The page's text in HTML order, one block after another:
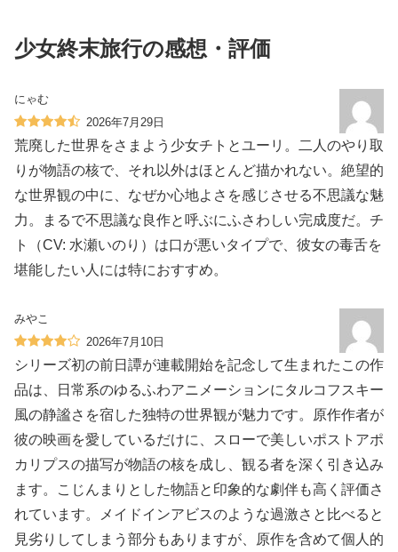
少女終末旅行の感想・評価
にゃむ
2026年7月29日
荒廃した世界をさまよう少女チトとユーリ。二人のやり取
りが物語の核で、それ以外はほとんど描かれない。絶望的
な世界観の中に、なぜか心地よさを感じさせる不思議な魅
力。まるで不思議な良作と呼ぶにふさわしい完成度だ。チ
ト（CV: 水瀬いのり）は口が悪いタイプで、彼女の毒舌を
堪能したい人には特におすすめ。
みやこ
2026年7月10日
シリーズ初の前日譚が連載開始を記念して生まれたこの作
品は、日常系のゆるふわアニメーションにタルコフスキー
風の静謐さを宿した独特の世界観が魅力です。原作作者が
彼の映画を愛しているだけに、スローで美しいポストアポ
カリプスの描写が物語の核を成し、観る者を深く引き込み
ます。こじんまりとした物語と印象的な劇伴も高く評価さ
れています。メイドインアビスのような過激さと比べると
見劣りしてしまう部分もありますが、原作を含めて個人的